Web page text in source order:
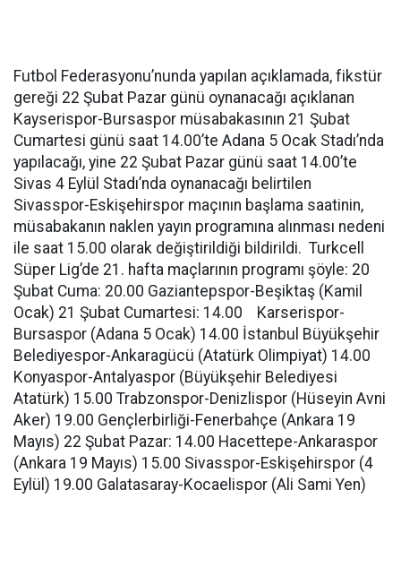
Futbol Federasyonu’nunda yapılan açıklamada, fikstür
gereği 22 Şubat Pazar günü oynanacağı açıklanan
Kayserispor-Bursaspor müsabakasının 21 Şubat
Cumartesi günü saat 14.00’te Adana 5 Ocak Stadı’nda
yapılacağı, yine 22 Şubat Pazar günü saat 14.00’te
Sivas 4 Eylül Stadı’nda oynanacağı belirtilen
Sivasspor-Eskişehirspor maçının başlama saatinin,
müsabakanın naklen yayın programına alınması nedeni
ile saat 15.00 olarak değiştirildiği bildirildi. Turkcell
Süper Lig’de 21. hafta maçlarının programı şöyle: 20
Şubat Cuma: 20.00 Gaziantepspor-Beşiktaş (Kamil
Ocak) 21 Şubat Cumartesi: 14.00 Karserispor-
Bursaspor (Adana 5 Ocak) 14.00 İstanbul Büyükşehir
Belediyespor-Ankaragücü (Atatürk Olimpiyat) 14.00
Konyaspor-Antalyaspor (Büyükşehir Belediyesi
Atatürk) 15.00 Trabzonspor-Denizlispor (Hüseyin Avni
Aker) 19.00 Gençlerbirliği-Fenerbahçe (Ankara 19
Mayıs) 22 Şubat Pazar: 14.00 Hacettepe-Ankaraspor
(Ankara 19 Mayıs) 15.00 Sivasspor-Eskişehirspor (4
Eylül) 19.00 Galatasaray-Kocaelispor (Ali Sami Yen)